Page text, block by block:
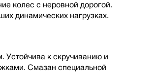
колес с неровной дорогой.
динамических нагрузках.
Устойчива к скручиванию и
Смазан специальной